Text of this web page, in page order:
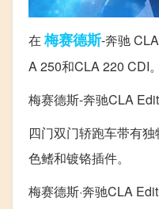
在梅赛德斯-奔驰
A 250和CLA 220 CDI。
梅赛德斯-奔驰CLA
四门双门轿跑车带有
色鳍和镀铬插件。
梅赛德斯·奔驰CLA